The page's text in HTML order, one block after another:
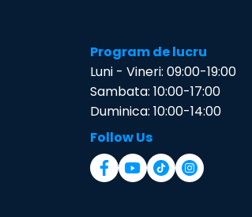
Program de lucru
Luni - Vineri: 09:00-19:00
Sambata: 10:00-17:00
Duminica: 10:00-14:00
Follow Us